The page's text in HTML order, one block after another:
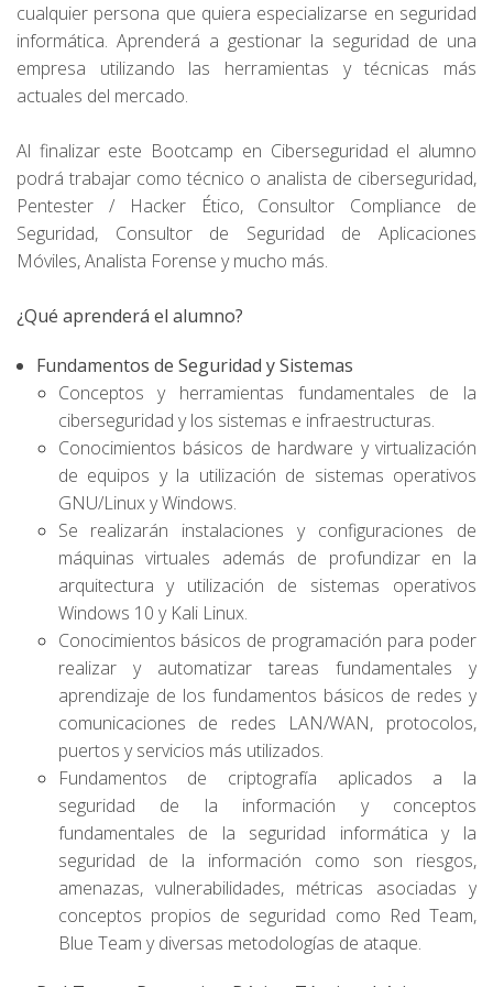
cualquier persona que quiera especializarse en seguridad
informática. Aprenderá a gestionar la seguridad de una
empresa utilizando las herramientas y técnicas más
actuales del mercado.
Al finalizar este Bootcamp en Ciberseguridad el alumno
podrá trabajar como técnico o analista de ciberseguridad,
Pentester / Hacker Ético, Consultor Compliance de
Seguridad, Consultor de Seguridad de Aplicaciones
Móviles, Analista Forense y mucho más.
¿Qué aprenderá el alumno?
Fundamentos de Seguridad y Sistemas
Conceptos y herramientas fundamentales de la
ciberseguridad y los sistemas e infraestructuras.
Conocimientos básicos de hardware y virtualización
de equipos y la utilización de sistemas operativos
GNU/Linux y Windows.
Se realizarán instalaciones y configuraciones de
máquinas virtuales además de profundizar en la
arquitectura y utilización de sistemas operativos
Windows 10 y Kali Linux.
Conocimientos básicos de programación para poder
realizar y automatizar tareas fundamentales y
aprendizaje de los fundamentos básicos de redes y
comunicaciones de redes LAN/WAN, protocolos,
puertos y servicios más utilizados.
Fundamentos de criptografía aplicados a la
seguridad de la información y conceptos
fundamentales de la seguridad informática y la
seguridad de la información como son riesgos,
amenazas, vulnerabilidades, métricas asociadas y
conceptos propios de seguridad como Red Team,
Blue Team y diversas metodologías de ataque.